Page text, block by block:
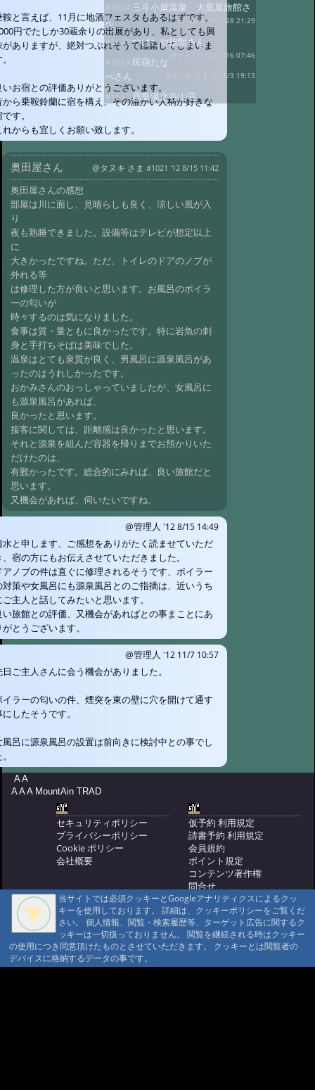
鞍と言えば、11月に地酒フェスタもあるはずです。
円でたしか30蔵余りの出展があり、私としても興
がありますが、絶対つぶれそうで躊躇してしまいま
いお宿との評価ありがとうございます。
から乗鞍鈴蘭に宿を構え、その温かい人柄が好きな
す。
れからも宜しくお願い致します。
奥田屋さん @タヌキ さま #1021 '12 8/15 11:42
奥田屋さんの感想
部屋は川に面し、見晴らしも良く、涼しい風が入
り
夜も熟睡できました。設備等はテレビが想定以上
に
大きかったですね。ただ、トイレのドアのノブが
外れる等
は修理した方が良いと思います。お風呂のボイラ
ーの匂いが
時々するのは気になりました。
食事は質・量ともに良かったです。特に岩魚の刺
身と手打ちそばは美味でした。
温泉はとても泉質が良く、男風呂に源泉風呂があ
ったのはうれしかったです。
おかみさんのおっしゃっていましたが、女風呂に
も源泉風呂があれば、
良かったと思います。
接客に関しては、距離感は良かったと思います。
それと源泉を組んだ容器を帰りまでお預かりいた
だけたのは、
有難かったです。総合的にみれば、良い旅館だと
思います。
又機会があれば、伺いたいですね。
@管理人 '12 8/15 14:49
水と申します、ご感想をありがたく読ませていただ
、宿の方にもお伝えさせていただきました。
アノブの件は直ぐに修理されるそうです、ボイラー
対策や女風呂にも源泉風呂とのご指摘は、近いうち
ご主人と話してみたいと思います。
い旅館との評価、又機会があればとの事まことにあ
がとうございます。
@管理人 '12 11/7 10:57
日ご主人さんに会う機会がありました。
イラーの匂いの件、煙突を東の壁に穴を開けて通す
にしたそうです。
風呂に源泉風呂の設置は前向きに検討中との事でし
#1624: 三斗小屋温泉 大黒屋旅館さ
ん
@Taka4 '23 6/28 21:29
#1621:つばたや旅館さん
@サイトウ '23 5/16 07:46
#1618: 民宿たな
べさん
@ポンタ さま '23 5/3 19:13
#1617:霧島湯之谷山荘
@きつね '23 3/13 08:16
ばたやさん
@たけ さま '22 11/21 11:08
#1611:北温泉
屋温泉大黒屋宿泊感想
#1606: 三
斗小屋温泉 大黒屋さん利用の感想
／要望
@リキ さま '22 10/18 11:57
@ぽにょ さま '22 10/10 09:38
#1601:温泉
@デニムクライマー さま '22 10/6 19:06
#1600: 法華院山荘温泉さま
#1599:霧島湯之谷
山荘さん
#1596:つばたや旅館さん
屋温泉 大黒屋@N村 さま '22 9/11 09:22
#1593:つばたや旅館さん
#1592:七味温泉
@マイケルシェンカー さま '22 8/22 20:17
敵な宿でした
@ひろ '22 8/4 23:18
#1589:三斗小屋温泉 大黒屋
@麻婆茄子出て喜んだ客さま '22 7/19 09:57
#1587:三斗小屋温泉 大黒屋
@管理人 '22 6/21 09:53
#1586:霧島湯之
谷山荘さん
@女子登山部 '22 5/23 07:40
#1583:霧島湯
之谷山荘さん 感想
止め注意 秋神温泉
@猫ジャック '22 4/23 20:20
#1580:
山荘。最高でしたが、、、
#1577:霧島は寒かったです
@コディ '22 2/19 18:58
#1576:霧島湯谷
山荘 温泉が素晴らしい！
@ともこんと '21 11/23 17:33
湯谷山荘 温泉が素晴らしい！
@ともこんと '21 11/23 13:47
#1574: 11/13-
14 大黒屋さん利用の那須岳周遊
@s15makoto '21 11/15 07:22
#1573:霧島
湯之谷山荘 さん
A A
A A A MountAin TRAD
セキュリティポリシー
プライバシーポリシー
Cookie ポリシー
会社概要
仮予約 利用規定
請書予約 利用規定
会員規約
ポイント規定
コンテンツ著作権
問合せ
マウンテントラッド株式会社
〒386-1211 長野県上田市下之郷692
0268371176
© 1999-2026 MountAin TRAD ® Inc. https://www.mountaintrad.co.jp
当サイトでは必須クッキーとGoogleアナリティクスによるクッ
キーを使用しております。 詳細は、クッキーポリシーをご覧くだ
さい。 個人情報、閲覧・検索履歴等、ターゲット広告に関するク
ッキーは一切扱っておりません。 閲覧を継続される時はクッキー
の使用につき同意頂けたものとさせていただきます。 クッキーとは閲覧者の
デバイスに格納するデータの事です。